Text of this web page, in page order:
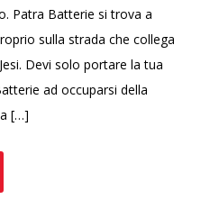
Patra Batterie si trova a
sulla strada che collega
Devi solo portare la tua
ad occuparsi della
[…]